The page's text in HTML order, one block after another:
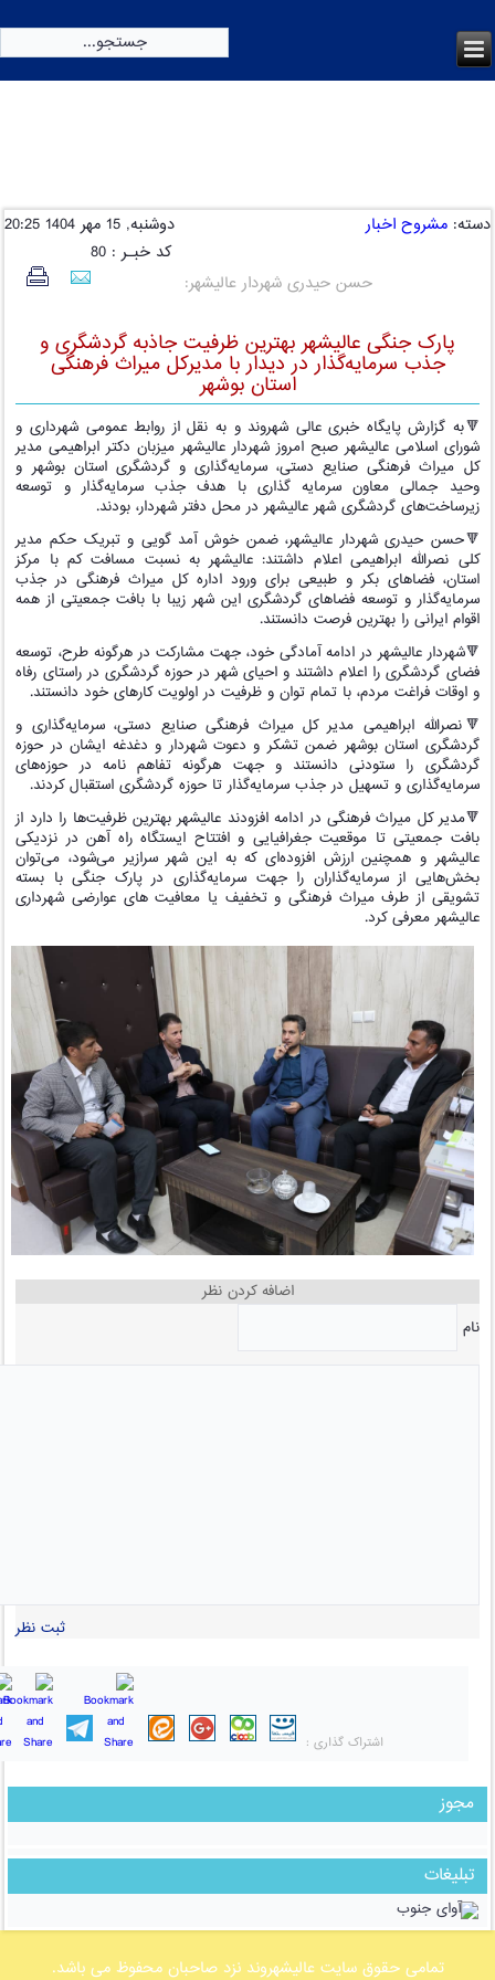
دسته:مشروح اخبار
دوشنبه, 15 مهر 1404 20:25
کد خبـر : 80
حسن حیدری شهردار عالیشهر:
پارک جنگی عالیشهر بهترین ظرفیت جاذبه گردشگری و
جذب سرمایه‌گذار در دیدار با مدیرکل میراث فرهنگی
استان بوشهر
🔻به گزارش پایگاه خبری عالی شهروند و به نقل از روابط عمومی شهرداری و
شورای اسلامی عالیشهر صبح امروز شهردار عالیشهر میزبان دکتر ابراهیمی مدیر
کل میراث فرهنگی صنایع دستی، سرمایه‌گذاری و گردشگری استان بوشهر و
وحید جمالی معاون سرمایه گذاری با هدف جذب سرمایه‌گذار و توسعه
زیرساخت‌های گردشگری شهر عالیشهر در محل دفتر شهردار، بودند.
🔻حسن حیدری شهردار عالیشهر، ضمن خوش آمد گویی و تبریک حکم مدیر
کلی نصرالله ابراهیمی اعلام داشتند: عالیشهر به نسبت مسافت کم با مرکز
استان، فضاهای بکر و طبیعی برای ورود اداره کل میراث فرهنگی در جذب
سرمایه‌گذار و توسعه فضاهای گردشگری این شهر زیبا با بافت جمعیتی از همه
اقوام ایرانی را بهترین فرصت دانستند.
🔻شهردار عالیشهر در ادامه آمادگی خود، جهت مشارکت در هرگونه طرح، توسعه
فضای گردشگری را اعلام داشتند و احیای شهر در حوزه گردشگری در راستای رفاه
و اوقات فراغت مردم، با تمام توان و ظرفیت در اولویت کارهای خود دانستند.
🔻نصرالله ابراهیمی مدیر کل میراث فرهنگی صنایع دستی، سرمایه‌گذاری و
گردشگری استان بوشهر ضمن تشکر و دعوت شهردار و دغدغه ایشان در حوزه
گردشگری را ستودنی دانستند و جهت هرگونه تفاهم نامه در حوزه‌های
سرمایه‌گذاری و تسهیل در جذب سرمایه‌گذار تا حوزه گردشگری استقبال کردند.
🔻مدیر کل میراث فرهنگی در ادامه افزودند عالیشهر بهترین ظرفیت‌ها را دارد از
بافت جمعیتی تا موقعیت جغرافیایی و افتتاح ایستگاه راه آهن در نزدیکی
عالیشهر و همچنین ارزش افزوده‌ای که به این شهر سرازیر می‌شود، می‌توان
بخش‌هایی از سرمایه‌گذاران را جهت سرمایه‌گذاری در پارک جنگی با بسته
تشویقی از طرف میراث فرهنگی و تخفیف یا معافیت های عوارضی شهرداری
عالیشهر معرفی کرد.
اضافه کردن نظر
نام
ثبت نظر
اشتراک گذاری :
مجوز
تبلیغات
تمامی حقوق سایت عالیشهروند نزد صاحبان محفوظ می باشد.